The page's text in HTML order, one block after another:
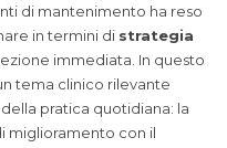
di mantenimento ha reso
in termini di strategia
immediata. In questo
tema clinico rilevante
pratica quotidiana: la
miglioramento con il